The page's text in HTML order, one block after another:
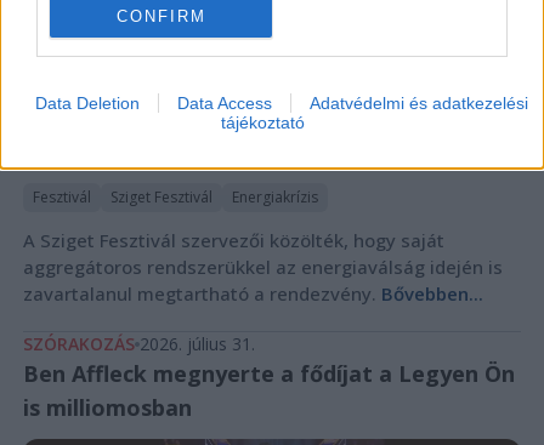
CONFIRM
Data Deletion Data Access
Adatvédelmi és adatkezelési
tájékoztató
Fesztivál Sziget Fesztivál Energiakrízis
A Sziget Fesztivál szervezői közölték, hogy saját
aggregátoros rendszerükkel az energiaválság idején is
zavartalanul megtartható a rendezvény. Bővebben...
SZÓRAKOZÁS 2026. július 31.
Ben Affleck megnyerte a fődíjat a Legyen Ön
is milliomosban